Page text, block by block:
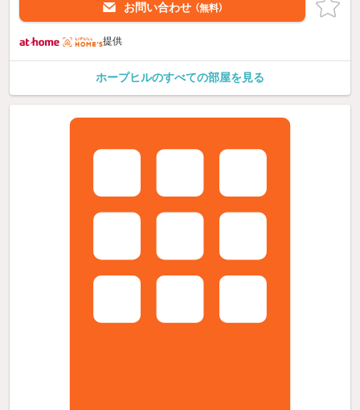
お問い合わせ （無料）
提供
ホープヒルのすべての部屋を見る